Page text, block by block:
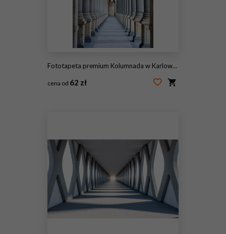
Fototapeta premium Kolumnada w Karlowych Warach
cena od 62 zł